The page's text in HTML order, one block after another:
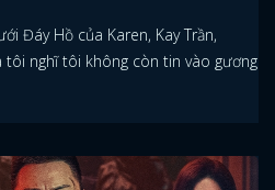
Đáy Hồ của Karen, Kay Trần,
tôi nghĩ tôi không còn tin vào gương